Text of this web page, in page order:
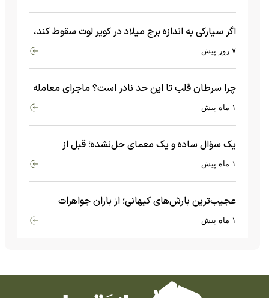
اگر سیارکی به اندازه برج میلاد در کویر لوت سقوط کند،
چه اتفاقی می‌افتد؟
۷ روز پیش
چرا سرطان قلب تا این حد نادر است؟ ماجرای معامله
عجیبی که در بدن اتفاق می‌افتد!۱ ماه پیش
یک سؤال ساده و یک معمای حل‌نشده؛ قبل از
بیگ‌بنگ و آغاز جهان چه چیزی وجود داشت؟۱ ماه پیش
عجیب‌ترین بارش‌های کیهانی؛ از باران جواهرات
گران‌قیمت تا بارش آهن و شیشه۱ ماه پیش